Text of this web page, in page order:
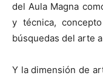
del Aula Magna
y técnica,
búsquedas del arte
Y la dimensión de